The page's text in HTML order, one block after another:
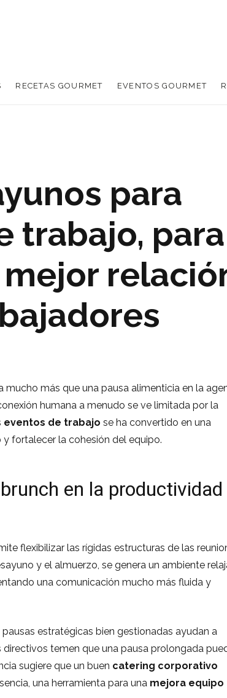
RECETAS GOURMET EVENTOS GOURMET
para
trabajo, para
mucho más que una pausa alimenticia en la
humana a menudo se ve limitada por la
eventos de trabajo se ha convertido en una
fortalecer la cohesión del equipo.
en la
flexibilizar las rígidas estructuras de las
y el almuerzo, se genera un ambiente
una comunicación mucho más fluida y
estratégicas bien gestionadas ayudan a
directivos temen que una pausa prolongada
sugiere que un buen catering corporativo
una herramienta para una mejora equipo